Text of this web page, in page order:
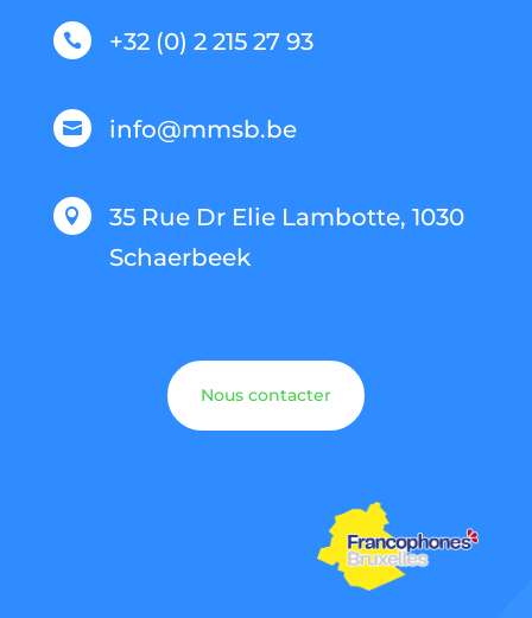
 +32 (0) 2 215 27 93
 info@mmsb.be

35 Rue Dr Elie Lambotte, 1030
Schaerbeek
Nous contacter